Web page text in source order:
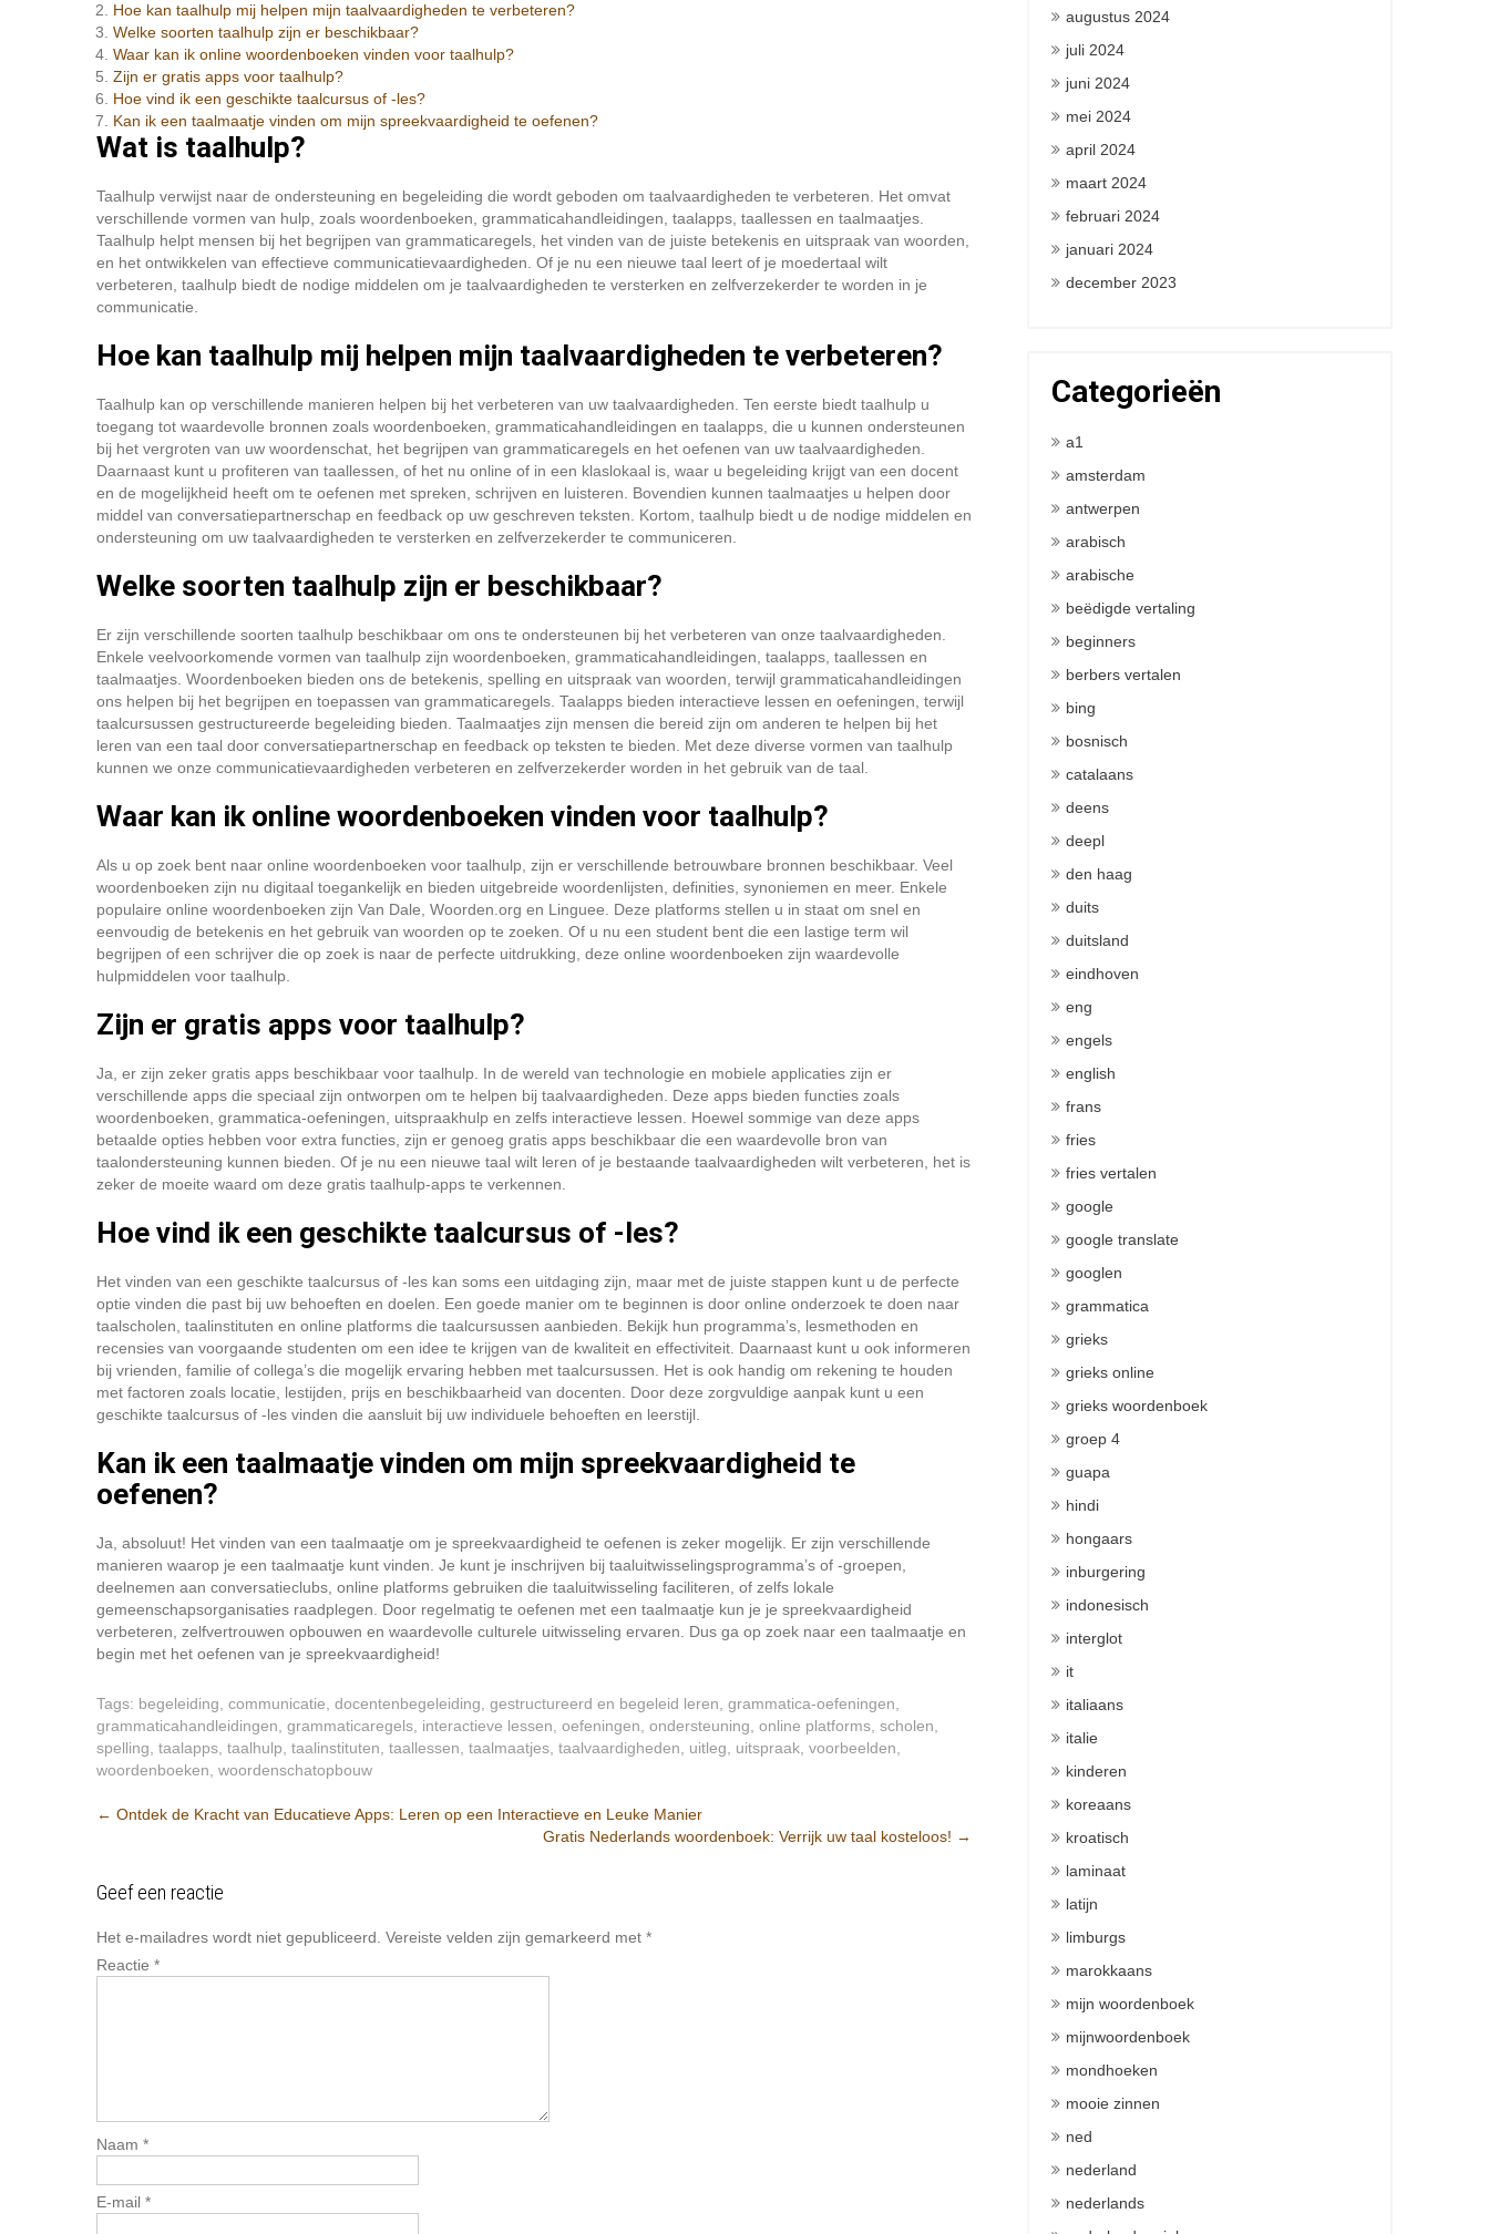
Hoe kan taalhulp mij helpen mijn taalvaardigheden te verbeteren?
Welke soorten taalhulp zijn er beschikbaar?
Waar kan ik online woordenboeken vinden voor taalhulp?
Zijn er gratis apps voor taalhulp?
Hoe vind ik een geschikte taalcursus of -les?
Kan ik een taalmaatje vinden om mijn spreekvaardigheid te oefenen?
Wat is taalhulp?
Taalhulp verwijst naar de ondersteuning en begeleiding die wordt geboden om taalvaardigheden te verbeteren. Het omvat
verschillende vormen van hulp, zoals woordenboeken, grammaticahandleidingen, taalapps, taallessen en taalmaatjes.
Taalhulp helpt mensen bij het begrijpen van grammaticaregels, het vinden van de juiste betekenis en uitspraak van woorden,
en het ontwikkelen van effectieve communicatievaardigheden. Of je nu een nieuwe taal leert of je moedertaal wilt
verbeteren, taalhulp biedt de nodige middelen om je taalvaardigheden te versterken en zelfverzekerder te worden in je
communicatie.
Hoe kan taalhulp mij helpen mijn taalvaardigheden te verbeteren?
Taalhulp kan op verschillende manieren helpen bij het verbeteren van uw taalvaardigheden. Ten eerste biedt taalhulp u
toegang tot waardevolle bronnen zoals woordenboeken, grammaticahandleidingen en taalapps, die u kunnen ondersteunen
bij het vergroten van uw woordenschat, het begrijpen van grammaticaregels en het oefenen van uw taalvaardigheden.
Daarnaast kunt u profiteren van taallessen, of het nu online of in een klaslokaal is, waar u begeleiding krijgt van een docent
en de mogelijkheid heeft om te oefenen met spreken, schrijven en luisteren. Bovendien kunnen taalmaatjes u helpen door
middel van conversatiepartnerschap en feedback op uw geschreven teksten. Kortom, taalhulp biedt u de nodige middelen en
ondersteuning om uw taalvaardigheden te versterken en zelfverzekerder te communiceren.
Welke soorten taalhulp zijn er beschikbaar?
Er zijn verschillende soorten taalhulp beschikbaar om ons te ondersteunen bij het verbeteren van onze taalvaardigheden.
Enkele veelvoorkomende vormen van taalhulp zijn woordenboeken, grammaticahandleidingen, taalapps, taallessen en
taalmaatjes. Woordenboeken bieden ons de betekenis, spelling en uitspraak van woorden, terwijl grammaticahandleidingen
ons helpen bij het begrijpen en toepassen van grammaticaregels. Taalapps bieden interactieve lessen en oefeningen, terwijl
taalcursussen gestructureerde begeleiding bieden. Taalmaatjes zijn mensen die bereid zijn om anderen te helpen bij het
leren van een taal door conversatiepartnerschap en feedback op teksten te bieden. Met deze diverse vormen van taalhulp
kunnen we onze communicatievaardigheden verbeteren en zelfverzekerder worden in het gebruik van de taal.
Waar kan ik online woordenboeken vinden voor taalhulp?
Als u op zoek bent naar online woordenboeken voor taalhulp, zijn er verschillende betrouwbare bronnen beschikbaar. Veel
woordenboeken zijn nu digitaal toegankelijk en bieden uitgebreide woordenlijsten, definities, synoniemen en meer. Enkele
populaire online woordenboeken zijn Van Dale, Woorden.org en Linguee. Deze platforms stellen u in staat om snel en
eenvoudig de betekenis en het gebruik van woorden op te zoeken. Of u nu een student bent die een lastige term wil
begrijpen of een schrijver die op zoek is naar de perfecte uitdrukking, deze online woordenboeken zijn waardevolle
hulpmiddelen voor taalhulp.
Zijn er gratis apps voor taalhulp?
Ja, er zijn zeker gratis apps beschikbaar voor taalhulp. In de wereld van technologie en mobiele applicaties zijn er
verschillende apps die speciaal zijn ontworpen om te helpen bij taalvaardigheden. Deze apps bieden functies zoals
woordenboeken, grammatica-oefeningen, uitspraakhulp en zelfs interactieve lessen. Hoewel sommige van deze apps
betaalde opties hebben voor extra functies, zijn er genoeg gratis apps beschikbaar die een waardevolle bron van
taalondersteuning kunnen bieden. Of je nu een nieuwe taal wilt leren of je bestaande taalvaardigheden wilt verbeteren, het is
zeker de moeite waard om deze gratis taalhulp-apps te verkennen.
Hoe vind ik een geschikte taalcursus of -les?
Het vinden van een geschikte taalcursus of -les kan soms een uitdaging zijn, maar met de juiste stappen kunt u de perfecte
optie vinden die past bij uw behoeften en doelen. Een goede manier om te beginnen is door online onderzoek te doen naar
taalscholen, taalinstituten en online platforms die taalcursussen aanbieden. Bekijk hun programma’s, lesmethoden en
recensies van voorgaande studenten om een idee te krijgen van de kwaliteit en effectiviteit. Daarnaast kunt u ook informeren
bij vrienden, familie of collega’s die mogelijk ervaring hebben met taalcursussen. Het is ook handig om rekening te houden
met factoren zoals locatie, lestijden, prijs en beschikbaarheid van docenten. Door deze zorgvuldige aanpak kunt u een
geschikte taalcursus of -les vinden die aansluit bij uw individuele behoeften en leerstijl.
Kan ik een taalmaatje vinden om mijn spreekvaardigheid te
oefenen?
Ja, absoluut! Het vinden van een taalmaatje om je spreekvaardigheid te oefenen is zeker mogelijk. Er zijn verschillende
manieren waarop je een taalmaatje kunt vinden. Je kunt je inschrijven bij taaluitwisselingsprogramma’s of -groepen,
deelnemen aan conversatieclubs, online platforms gebruiken die taaluitwisseling faciliteren, of zelfs lokale
gemeenschapsorganisaties raadplegen. Door regelmatig te oefenen met een taalmaatje kun je je spreekvaardigheid
verbeteren, zelfvertrouwen opbouwen en waardevolle culturele uitwisseling ervaren. Dus ga op zoek naar een taalmaatje en
begin met het oefenen van je spreekvaardigheid!
Tags: begeleiding communicatie docentenbegeleiding gestructureerd en begeleid leren grammatica-oefeningen
grammaticahandleidingen grammaticaregels interactieve lessen oefeningen ondersteuning online platforms scholen
spelling taalapps taalhulp taalinstituten taallessen taalmaatjes taalvaardigheden uitleg uitspraak voorbeelden
woordenboeken woordenschatopbouw
Berichtnavigatie
← Ontdek de Kracht van Educatieve Apps: Leren op een Interactieve en Leuke Manier
Gratis Nederlands woordenboek: Verrijk uw taal kosteloos! →
Geef een reactie
Het e-mailadres wordt niet gepubliceerd. Vereiste velden zijn gemarkeerd met *
Reactie *
Naam *
E-mail *
augustus 2024
juli 2024
juni 2024
mei 2024
april 2024
maart 2024
februari 2024
januari 2024
december 2023
Categorieën
a1
amsterdam
antwerpen
arabisch
arabische
beëdigde vertaling
beginners
berbers vertalen
bing
bosnisch
catalaans
deens
deepl
den haag
duits
duitsland
eindhoven
eng
engels
english
frans
fries
fries vertalen
google
google translate
googlen
grammatica
grieks
grieks online
grieks woordenboek
groep 4
guapa
hindi
hongaars
inburgering
indonesisch
interglot
it
italiaans
italie
kinderen
koreaans
kroatisch
laminaat
latijn
limburgs
marokkaans
mijn woordenboek
mijnwoordenboek
mondhoeken
mooie zinnen
ned
nederland
nederlands